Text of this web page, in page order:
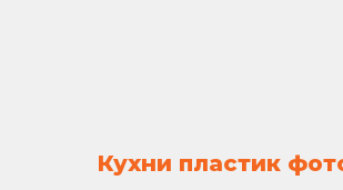
Кухни пластик